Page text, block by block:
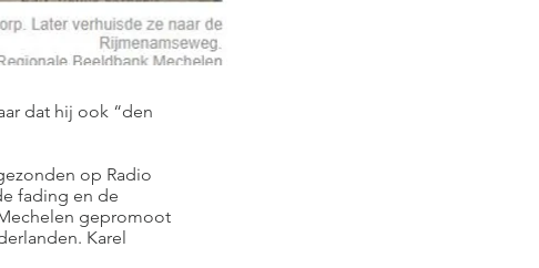
dat hij ook “den
op Radio
fading en de
gepromoot
Karel